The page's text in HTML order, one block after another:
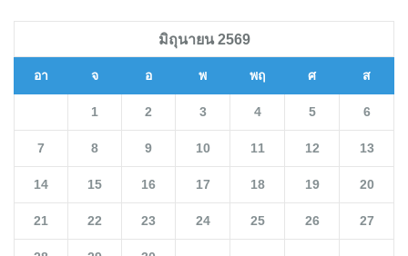
มิถุนายน 2569
อา จ อ พ พฤ ศ ส
1 2 3 4 5 6
7 8 9 10 11 12 13
14 15 16 17 18 19 20
21 22 23 24 25 26 27